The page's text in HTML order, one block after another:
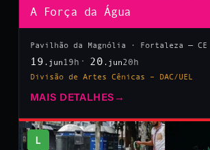
A Força da Água
Pavilhão da Magnólia · Fortaleza — CE
19 .jun 19h 20 .jun20h
Divisão de Artes Cênicas – DAC/UEL
MAIS DETALHES →
L